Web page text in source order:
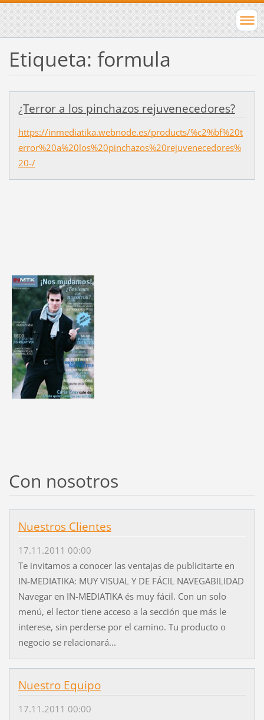
Etiqueta: formula
¿Terror a los pinchazos rejuvenecedores?
https://inmediatika.webnode.es/products/%c2%bf%20t
error%20a%20los%20pinchazos%20rejuvenecedores%
20-/
Con nosotros
Nuestros Clientes
17.11.2011 00:00
Te invitamos a conocer las ventajas de publicitarte en
IN-MEDIATIKA: MUY VISUAL Y DE FÁCIL NAVEGABILIDAD
Navegar en IN-MEDIATIKA és muy fácil. Con un solo
menú, el lector tiene acceso a la sección que más le
interese, sin perderse por el camino. Tu producto o
negocio se relacionará...
Nuestro Equipo
17.11.2011 00:00